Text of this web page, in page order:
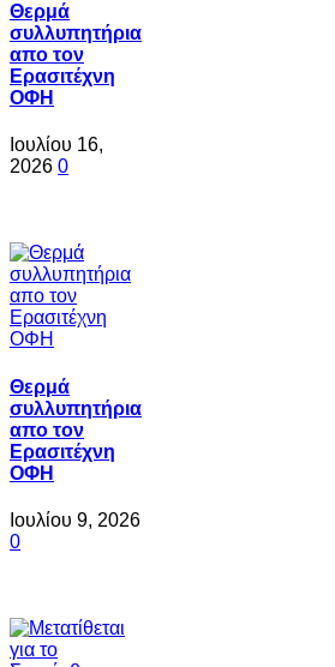
Θερμά
συλλυπητήρια
απο τον
Ερασιτέχνη
ΟΦΗ
Ιουλίου 16,
2026 0
Θερμά
συλλυπητήρια
απο τον
Ερασιτέχνη
ΟΦΗ
Ιουλίου 9, 2026
0